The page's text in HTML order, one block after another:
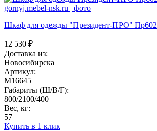
Шкаф для одежды "Президент-ПРО" Пр602
12 530 ₽
Доставка из:
Новосибирска
Артикул:
M16645
Габариты (Ш/В/Г):
800/2100/400
Вес, кг:
57
Купить в 1 клик